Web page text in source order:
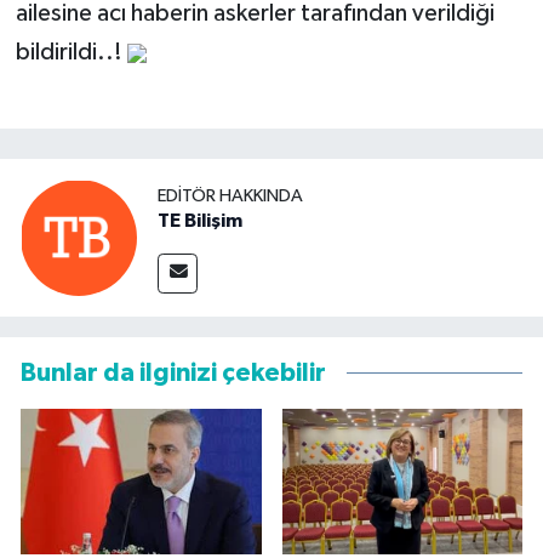
ailesine acı haberin askerler tarafından verildiği
bildirildi..!
EDITÖR HAKKINDA
TE Bilişim
Bunlar da ilginizi çekebilir